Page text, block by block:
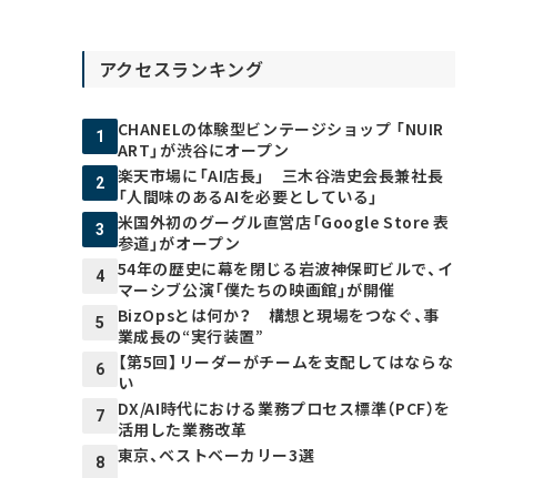
アクセスランキング
1
CHANELの体験型ビンテージショップ 「NUIR
ART」が渋谷にオープン
2
楽天市場に「AI店長」 三木谷浩史会長兼社長
「人間味のあるAIを必要としている」
3
米国外初のグーグル直営店「Google Store 表
参道」がオープン
4
54年の歴史に幕を閉じる岩波神保町ビルで、イ
マーシブ公演「僕たちの映画館」が開催
5
BizOpsとは何か？ 構想と現場をつなぐ、事
業成長の“実行装置”
6
【第5回】リーダーがチームを支配してはならな
い
7
DX/AI時代における業務プロセス標準（PCF）を
活用した業務改革
8 東京、ベストベーカリー3選